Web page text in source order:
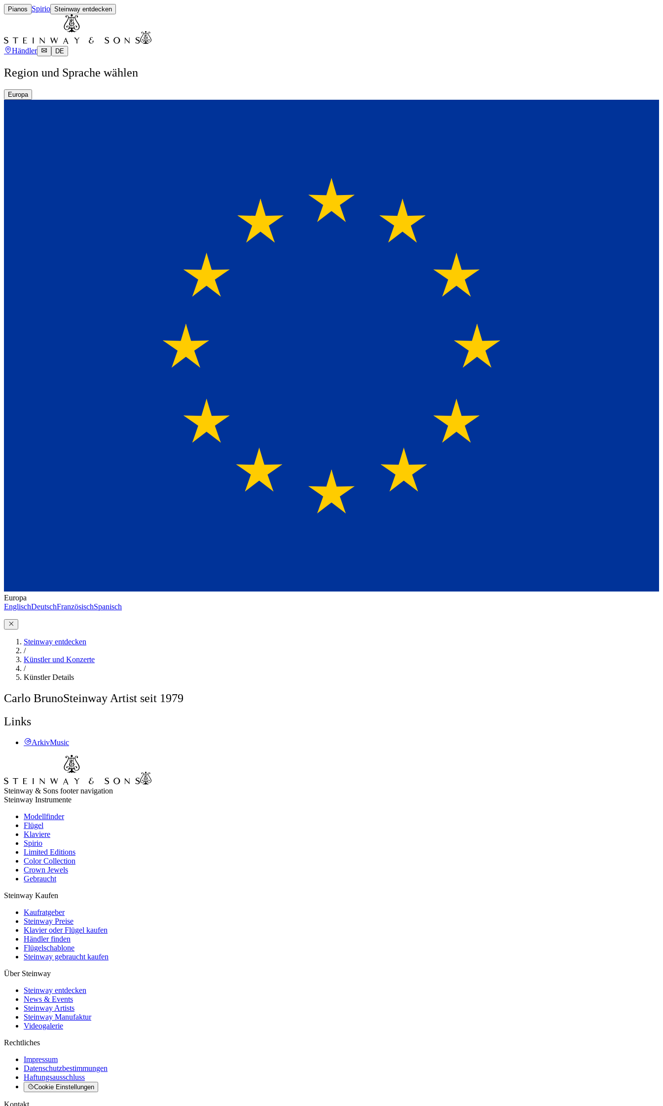
Pianos Spirio Steinway entdecken
Händler DE
Region und Sprache wählen
Europa
Europa
EnglischDeutschFranzösischSpanisch
Steinway entdecken
/
Künstler und Konzerte
/
Künstler Details
Carlo BrunoSteinway Artist seit 1979
Links
ArkivMusic
Steinway & Sons footer navigation
Steinway Instrumente
Modellfinder
Flügel
Klaviere
Spirio
Limited Editions
Color Collection
Crown Jewels
Gebraucht
Steinway Kaufen
Kaufratgeber
Steinway Preise
Klavier oder Flügel kaufen
Händler finden
Flügelschablone
Steinway gebraucht kaufen
Über Steinway
Steinway entdecken
News & Events
Steinway Artists
Steinway Manufaktur
Videogalerie
Rechtliches
Impressum
Datenschutzbestimmungen
Haftungsausschluss
Cookie Einstellungen
Kontakt